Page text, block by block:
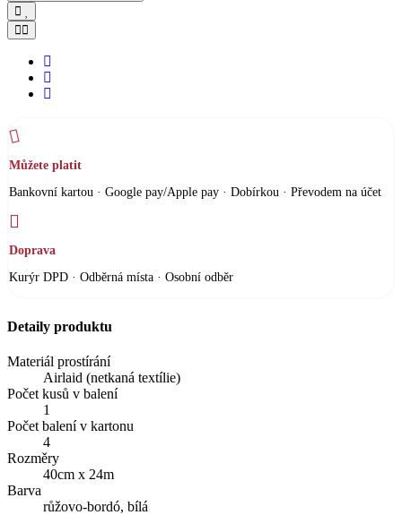
Můžete platit
Bankovní kartou · Google pay/Apple pay · Dobírkou · Převodem na účet
Doprava
Kurýr DPD · Odběrná místa · Osobní odběr
Detaily produktu
Materiál prostírání
Airlaid (netkaná textílie)
Počet kusů v balení
1
Počet balení v kartonu
4
Rozměry
40cm x 24m
Barva
růžovo-bordó, bílá